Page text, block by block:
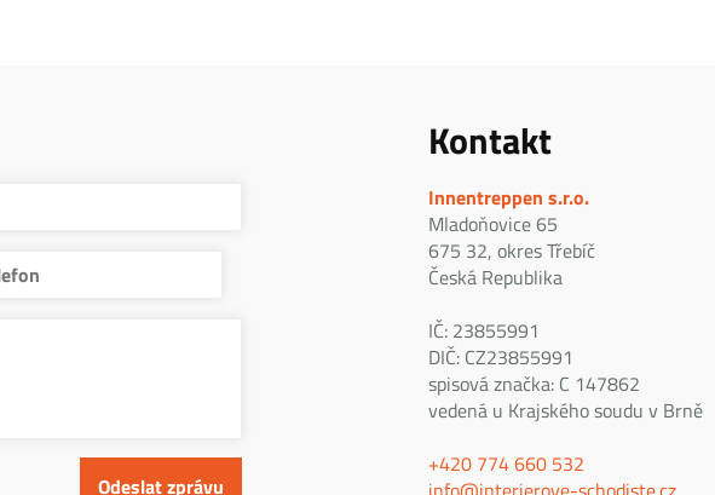
Kontakt
Innentreppen s.r.o.
Mladoňovice 65
675 32, okres Třebíč
Česká Republika
IČ: 23855991
DIČ: CZ23855991
spisová značka: C 147862
vedená u Krajského soudu v Brně
+420 774 660 532